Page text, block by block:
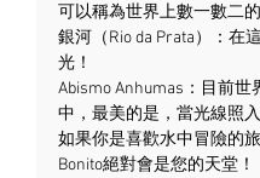
可以稱為世界上數一數二的
銀河（Rio da Prata）：在
光！
Abismo Anhumas：目前
中，最美的是，當光線照
如果你是喜歡水中冒險的旅
Bonito絕對會是您的天堂！